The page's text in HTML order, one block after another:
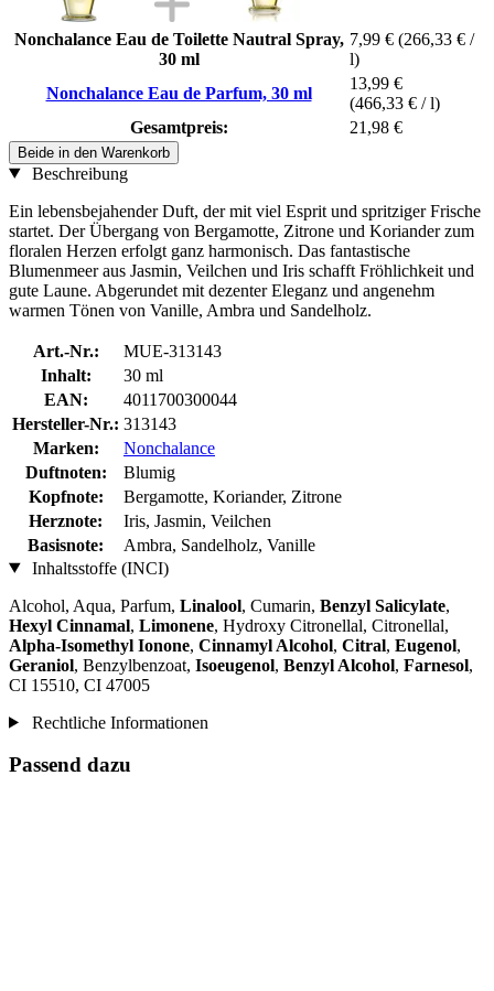
Nonchalance Eau de Toilette Nautral Spray,
30 ml
7,99 € (266,33 € /
l)
Nonchalance Eau de Parfum, 30 ml
13,99 €
(466,33 € / l)
Gesamtpreis:
21,98 €
Beide in den Warenkorb
Beschreibung
Ein lebensbejahender Duft, der mit viel Esprit und spritziger Frische
startet. Der Übergang von Bergamotte, Zitrone und Koriander zum
floralen Herzen erfolgt ganz harmonisch. Das fantastische
Blumenmeer aus Jasmin, Veilchen und Iris schafft Fröhlichkeit und
gute Laune. Abgerundet mit dezenter Eleganz und angenehm
warmen Tönen von Vanille, Ambra und Sandelholz.
Art.-Nr.:
MUE-313143
Inhalt:
30 ml
EAN:
4011700300044
Hersteller-Nr.: 313143
Marken:
Nonchalance
Duftnoten:
Blumig
Kopfnote:
Bergamotte, Koriander, Zitrone
Herznote:
Iris, Jasmin, Veilchen
Basisnote:
Ambra, Sandelholz, Vanille
Inhaltsstoffe (INCI)
Alcohol, Aqua, Parfum, Linalool, Cumarin, Benzyl Salicylate,
Hexyl Cinnamal, Limonene, Hydroxy Citronellal, Citronellal,
Alpha-Isomethyl Ionone, Cinnamyl Alcohol, Citral, Eugenol,
Geraniol, Benzylbenzoat, Isoeugenol, Benzyl Alcohol, Farnesol,
CI 15510, CI 47005
Rechtliche Informationen
Passend dazu